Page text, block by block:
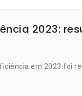
2023:
em 2023 foi